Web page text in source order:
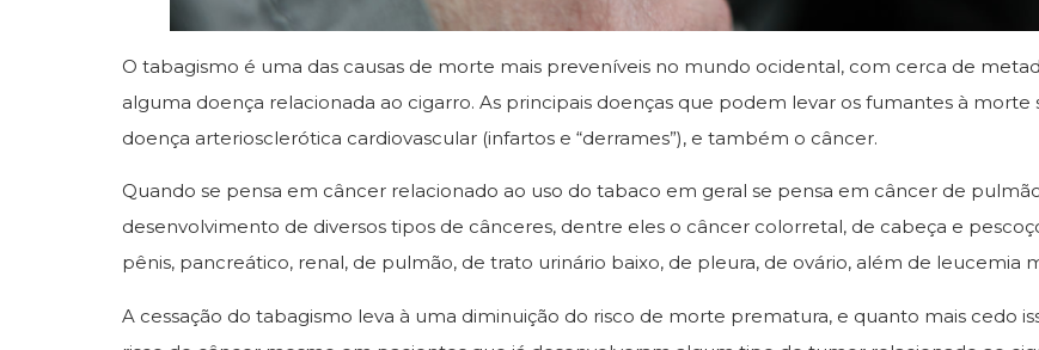
O tabagismo é uma das causas de morte mais preveníveis no mundo ocidental, com cerca de
alguma doença relacionada ao cigarro. As principais doenças que podem levar os fumantes à
doença arteriosclerótica cardiovascular (infartos e “derrames”), e também o câncer.
Quando se pensa em câncer relacionado ao uso do tabaco em geral se pensa em câncer de
desenvolvimento de diversos tipos de cânceres, dentre eles o câncer colorretal, de cabeça e
pênis, pancreático, renal, de pulmão, de trato urinário baixo, de pleura, de ovário, além de leucemia
A cessação do tabagismo leva à uma diminuição do risco de morte prematura, e quanto mais cedo